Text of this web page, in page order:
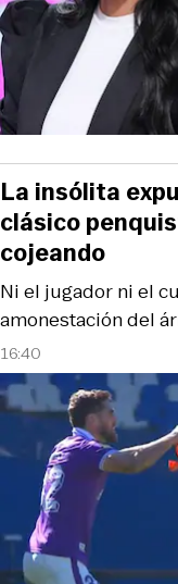
16:40
Ni el jugador ni el
amonestación del
La insólita
clásico
cojeando